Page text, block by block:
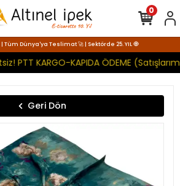
Tüm Dünya'ya Teslimat 🚀 | Sektörde 25. YIL 🧿
KARGO-KAPIDA ÖDEME
0
Geri Dön